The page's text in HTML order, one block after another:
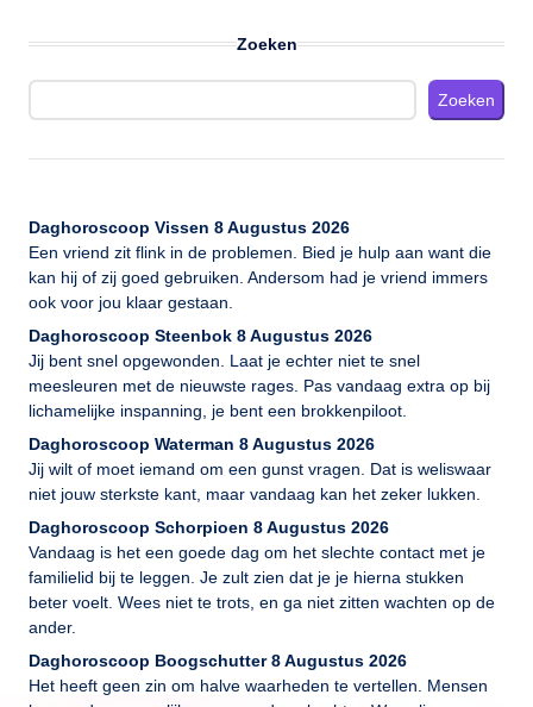
Zoeken
Zoeken
Daghoroscoop Vissen 8 Augustus 2026
Een vriend zit flink in de problemen. Bied je hulp aan want die
kan hij of zij goed gebruiken. Andersom had je vriend immers
ook voor jou klaar gestaan.
Daghoroscoop Steenbok 8 Augustus 2026
Jij bent snel opgewonden. Laat je echter niet te snel
meesleuren met de nieuwste rages. Pas vandaag extra op bij
lichamelijke inspanning, je bent een brokkenpiloot.
Daghoroscoop Waterman 8 Augustus 2026
Jij wilt of moet iemand om een gunst vragen. Dat is weliswaar
niet jouw sterkste kant, maar vandaag kan het zeker lukken.
Daghoroscoop Schorpioen 8 Augustus 2026
Vandaag is het een goede dag om het slechte contact met je
familielid bij te leggen. Je zult zien dat je je hierna stukken
beter voelt. Wees niet te trots, en ga niet zitten wachten op de
ander.
Daghoroscoop Boogschutter 8 Augustus 2026
Het heeft geen zin om halve waarheden te vertellen. Mensen